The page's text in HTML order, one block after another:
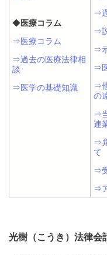
◆医療コラム
⇒医療コラム
⇒過去の医療法律相
談
⇒医学の基礎知識
⇒
⇒
⇒
⇒
⇒
の
⇒
連
⇒
て
⇒
⇒
光樹（こうき）法律会